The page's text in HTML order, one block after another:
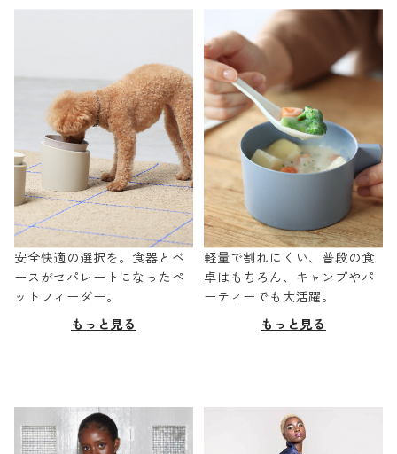
安全快適の選択を。食器とベ
ースがセパレートになったペ
ットフィーダー。
もっと見る
軽量で割れにくい、普段の食
卓はもちろん、キャンプやパ
ーティーでも大活躍。
もっと見る